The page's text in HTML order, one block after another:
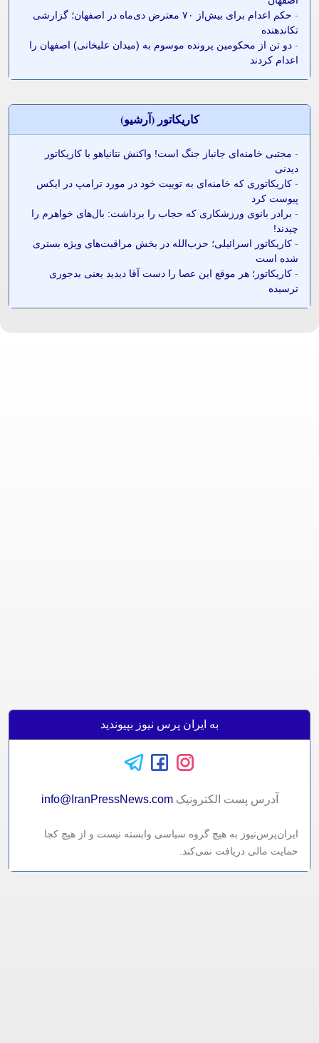
-
حکم اعدام برای بیش‌از ۷۰ معترض دی‌ماه در اصفهان؛ گزارشی
تکاندهنده
- دو تن از محکومین پرونده موسوم به (میدان علیخانی) اصفهان را
اعدام کردند
کاريکاتور (آرشيو)
- مجتبی خامنه‌ای جانباز جنگ است! واکنش نتانیاهو با کاریکاتور
دیدنی
- کاریکاتوری که خامنه‌ای به توییت خود در مورد ترامپ در ایکس
پیوست کرد
- برادر بانوی ورزشکاری که حجاب را برداشت: بال‌های خواهرم را
چیدند!
- کاریکاتور اسرائیلی؛ حزب‌الله در بخش مراقبت‌های ویژه بستری
شده است
- کاریکاتور؛ هر موقع این عصا را دست آقا دیدید یعنی بدجوری
ترسیده
به ایران پرس نیوز بپیوندید
آدرس پست الکترونيکinfo@IranPressNews.com
ایران‌پرس‌نیوز به هیچ گروه سیاسی وابسته نیست و از هیچ کجا
حمایت مالی دریافت نمی‌کند.